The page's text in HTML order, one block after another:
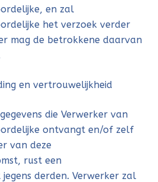
en zal
het verzoek verder
mag de betrokkene daarvan
en vertrouwelijkheid
die Verwerker van
ontvangt en/of zelf
van deze
rust een
derden. Verwerker zal